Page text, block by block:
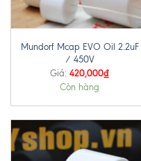
Mundorf Mcap EVO Oil 2.2uF
/ 450V
Giá: 420,000₫
Còn hàng